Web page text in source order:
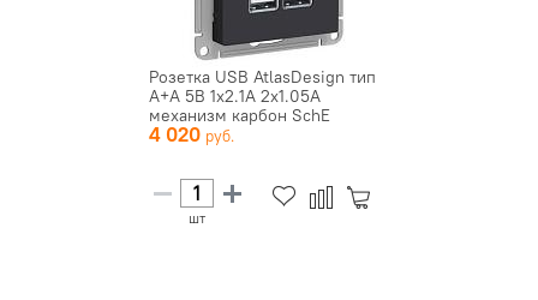
Розетка USB AtlasDesign тип
A+A 5В 1х2.1А 2х1.05А
механизм карбон SchE
ATN0...
4 020
шт